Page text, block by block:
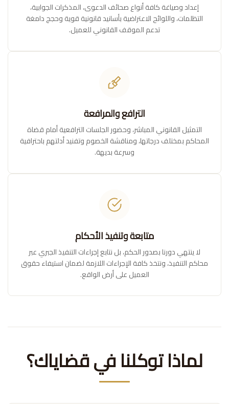
إعداد وصياغة كافة أنواع صحائف الدعوى، المذكرات الجوابية،
التظلمات، واللوائح الاعتراضية بأسانيد قانونية قوية وحجج دامغة
تدعم الموقف القانوني للعميل.
الترافع والمرافعة
التمثيل القانوني المباشر، وحضور الجلسات الترافعية أمام قضاة
المحاكم بمختلف درجاتها، ومناقشة الخصوم وتفنيد أدلتهم باحترافية
وسرعة بديهة.
متابعة وتنفيذ الأحكام
لا ينتهي دورنا بصدور الحكم، بل نتابع إجراءات التنفيذ الجبري عبر
محاكم التنفيذ، ونتخذ كافة الإجراءات اللازمة لضمان استيفاء حقوق
العميل على أرض الواقع.
لماذا توكلنا في قضاياك؟